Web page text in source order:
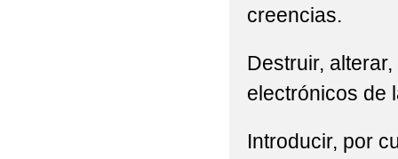
creencias.
Destruir,
electrónicos de
Introducir, por